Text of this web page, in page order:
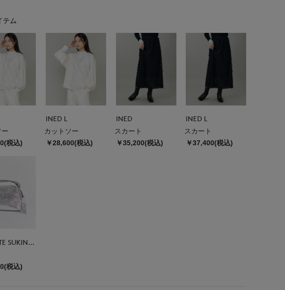
テム
税込)
INED L
カットソー
￥28,600(税込)
INED
スカート
￥35,200(税込)
INED L
スカート
￥37,400(税込)
FAVORITE SUKINAMONO
税込)